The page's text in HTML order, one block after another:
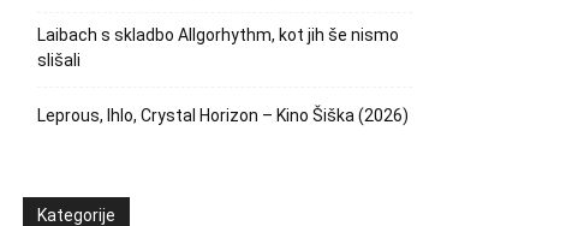
Laibach s skladbo Allgorhythm, kot jih še nismo
slišali
Leprous, Ihlo, Crystal Horizon – Kino Šiška (2026)
Kategorije